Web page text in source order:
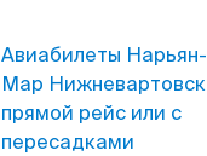
Авиабилеты Нарьян-
Мар Нижневартовск
прямой рейс или с
пересадками